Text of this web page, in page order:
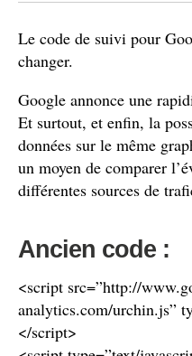
Le code de suivi pour
changer.
Google annonce une
Et surtout, et enfin, la
données sur le même
un moyen de comparer
différentes sources de
Ancien code :
<script src=”http://
analytics.com/urchin.js”
</script>